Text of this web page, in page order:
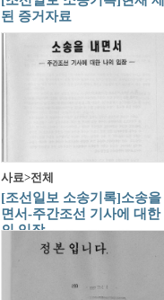
된 증거자료
사료>전체
[조선일보 소송기록]소송을
면서-주간조선 기사에 대한
의 입장